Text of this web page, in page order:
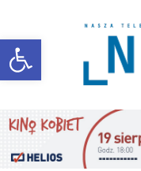
Otwórz pasek narzędzi